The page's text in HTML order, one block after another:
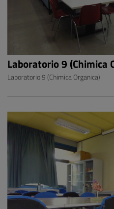
Laboratorio 9 (Chimica
Laboratorio 9 (Chimica Organica)